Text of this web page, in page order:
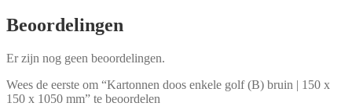
Beoordelingen
Er zijn nog geen beoordelingen.
Wees de eerste om “Kartonnen doos enkele golf (B) bruin | 150 x
150 x 1050 mm” te beoordelen